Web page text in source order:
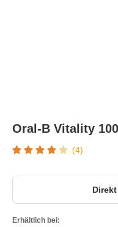
Oral-B Vitality
(4)
Erhältlich bei: